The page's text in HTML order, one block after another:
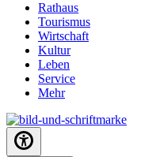
Rathaus
Tourismus
Wirtschaft
Kultur
Leben
Service
Mehr